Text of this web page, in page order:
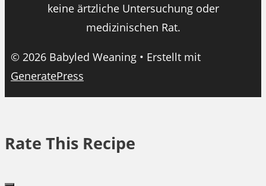
keine ärtzliche Untersuchung oder
medizinischen Rat.
© 2026 Babyled Weaning • Erstellt mit
GeneratePress
Rate This Recipe